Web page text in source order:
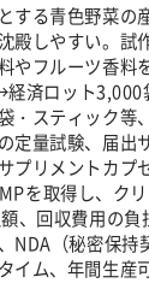
する青色野菜
殿しやすい。試
フルーツ香料
済ロット
・スティック等
量試験、届出
リメントカプ
を取得し、ク
、回収費用の負
NDA（秘密保持
ム、年間生産